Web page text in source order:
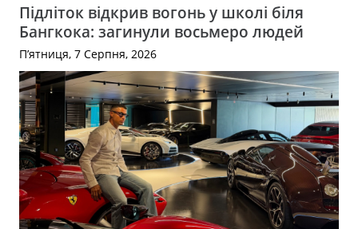
Підліток відкрив вогонь у школі біля
Бангкока: загинули восьмеро людей
П’ятниця, 7 Серпня, 2026